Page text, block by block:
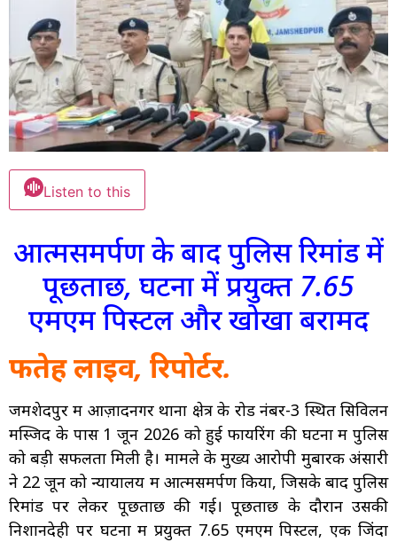
Listen to this
आत्मसमर्पण के बाद पुलिस रिमांड में
पूछताछ, घटना में प्रयुक्त 7.65
एमएम पिस्टल और खोखा बरामद
फतेह लाइव, रिपोर्टर.
जमशेदपुर में आज़ादनगर थाना क्षेत्र के रोड नंबर-3 स्थित सिविलन
मस्जिद के पास 1 जून 2026 को हुई फायरिंग की घटना में पुलिस
को बड़ी सफलता मिली है। मामले के मुख्य आरोपी मुबारक अंसारी
ने 22 जून को न्यायालय में आत्मसमर्पण किया, जिसके बाद पुलिस
रिमांड पर लेकर पूछताछ की गई। पूछताछ के दौरान उसकी
निशानदेही पर घटना में प्रयुक्त 7.65 एमएम पिस्टल, एक जिंदा